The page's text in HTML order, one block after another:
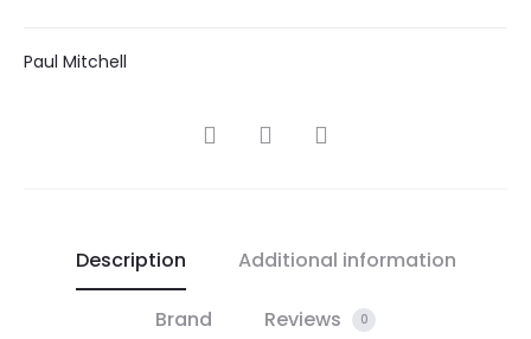
Paul Mitchell
SHARE
Description Additional information
Brand Reviews 0